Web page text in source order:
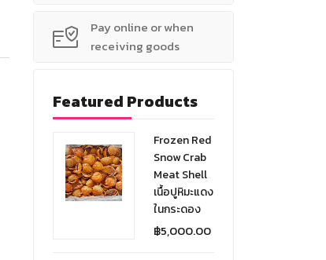
Pay online or when
receiving goods
Featured Products
Frozen Red
Snow Crab
Meat Shell
เนื้อปูหิมะแดง
ในกระดอง
฿5,000.00